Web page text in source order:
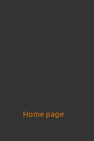
Home page